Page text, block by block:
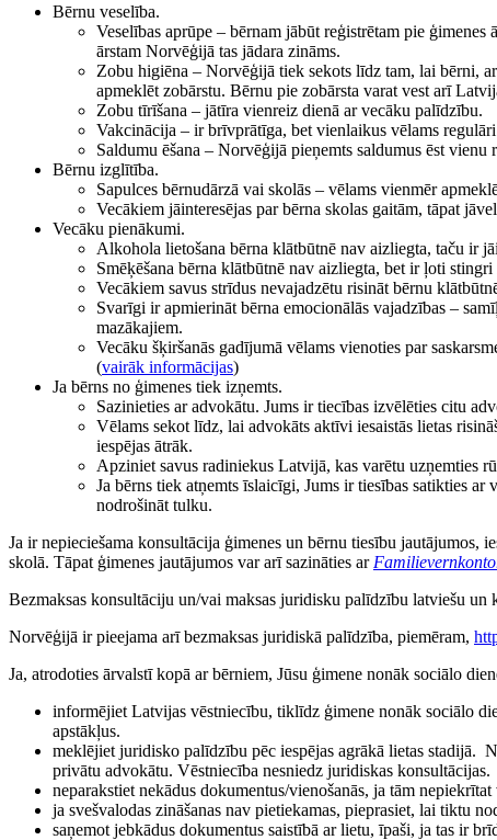
Bērnu veselība.
Veselības aprūpe – bērnam jābūt reģistrētam pie
ārstam Norvēģijā tas jādara zināms.
Zobu higiēna – Norvēģijā tiek sekots līdz tam, lai bērni,
apmeklēt zobārstu. Bērnu pie zobārsta varat vest arī
Zobu tīrīšana – jātīra vienreiz dienā ar vecāku palīdzību.
Vakcinācija – ir brīvprātīga, bet vienlaikus vēlams
Saldumu ēšana – Norvēģijā pieņemts saldumus ēst
Bērnu izglītība.
Sapulces bērnudārzā vai skolās – vēlams vienmēr
Vecākiem jāinteresējas par bērna skolas gaitām, tāpat
Vecāku pienākumi.
Alkohola lietošana bērna klātbūtnē nav aizliegta, taču ir
Smēķēšana bērna klātbūtnē nav aizliegta, bet ir ļoti stingri
Vecākiem savus strīdus nevajadzētu risināt bērnu
Svarīgi ir apmierināt bērna emocionālās vajadzības –
mazākajiem.
Vecāku šķiršanās gadījumā vēlams vienoties par
(vairāk informācijas)
Ja bērns no ģimenes tiek izņemts.
Sazinieties ar advokātu. Jums ir tiecības izvēlēties citu
Vēlams sekot līdz, lai advokāts aktīvi iesaistās lietas
iespējas ātrāk.
Apziniet savus radiniekus Latvijā, kas varētu uzņemties
Ja bērns tiek atņemts īslaicīgi, Jums ir tiesības satikties
nodrošināt tulku.
Ja ir nepieciešama konsultācija ģimenes un bērnu tiesību jautājumos,
skolā. Tāpat ģimenes jautājumos var arī sazināties ar
Bezmaksas konsultāciju un/vai maksas juridisku palīdzību latviešu
Norvēģijā ir pieejama arī bezmaksas juridiskā palīdzība, piemēram,
Ja, atrodoties ārvalstī kopā ar bērniem, Jūsu ģimene nonāk sociālo
informējiet Latvijas vēstniecību, tiklīdz ģimene nonāk sociālo
apstākļus.
meklējiet juridisko palīdzību pēc iespējas agrākā lietas stadijā.
privātu advokātu. Vēstniecība nesniedz juridiskas konsultācijas.
neparakstiet nekādus dokumentus/vienošanās, ja tām
ja svešvalodas zināšanas nav pietiekamas, pieprasiet, lai tiktu
saņemot jebkādus dokumentus saistībā ar lietu, īpaši, ja tas ir